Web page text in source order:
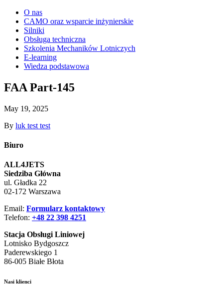
O nas
CAMO oraz wsparcie inżynierskie
Silniki
Obsługa techniczna
Szkolenia Mechaników Lotniczych
E-learning
Wiedza podstawowa
FAA Part-145
May 19, 2025
By luk test test
Biuro
ALL4JETS
Siedziba Główna
ul. Gładka 22
02-172 Warszawa
Email: Formularz kontaktowy
Telefon: +48 22 398 4251
Stacja Obsługi Liniowej
Lotnisko Bydgoszcz
Paderewskiego 1
86-005 Białe Błota
Nasi klienci